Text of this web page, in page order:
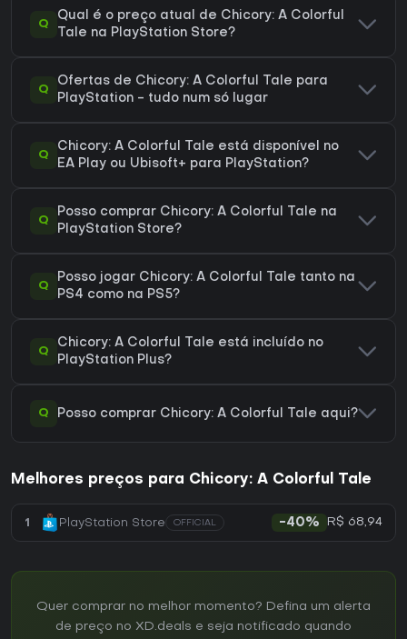
Q
Qual é o preço atual de Chicory: A Colorful
Tale na PlayStation Store?
Q
Ofertas de Chicory: A Colorful Tale para
PlayStation - tudo num só lugar
Q
Chicory: A Colorful Tale está disponível no
EA Play ou Ubisoft+ para PlayStation?
Q
Posso comprar Chicory: A Colorful Tale na
PlayStation Store?
Q
Posso jogar Chicory: A Colorful Tale tanto na
PS4 como na PS5?
Q
Chicory: A Colorful Tale está incluído no
PlayStation Plus?
Q Posso comprar Chicory: A Colorful Tale aqui?
Melhores preços para Chicory: A Colorful Tale
1 PlayStation Store OFFICIAL -40% R$ 68,94
Quer comprar no melhor momento? Defina um alerta
de preço no XD.deals e seja notificado quando